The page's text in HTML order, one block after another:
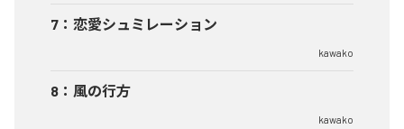
7 ： 恋愛シュミレーション
kawako
8 ： 風の行方
kawako